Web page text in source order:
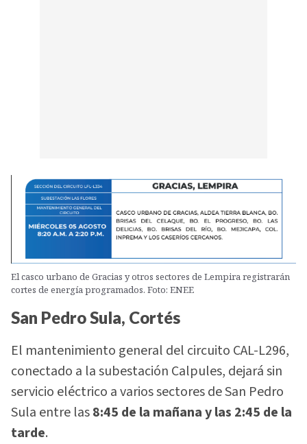
El casco urbano de Gracias y otros sectores de Lempira registrarán
cortes de energía programados. Foto: ENEE
San Pedro Sula, Cortés
El mantenimiento general del circuito CAL-L296,
conectado a la subestación Calpules, dejará sin
servicio eléctrico a varios sectores de San Pedro
Sula entre las8:45 de la mañana y las 2:45 de la
tarde.